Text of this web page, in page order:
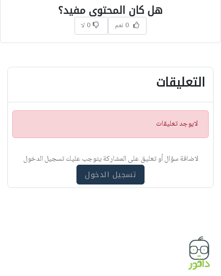
هل كان المحتوى مفيد؟
0 نعم 0 لا
التعليقات
ت
ن
ي
لايوجد تعليقات
لاضافة سؤال أو تعليق على المشاركة يتوجب عليك تسجيل الدخول
تسجيل الدخول